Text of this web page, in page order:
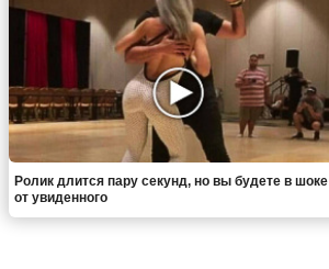
Ролик длится пару секунд, но вы будете в шоке
от увиденного